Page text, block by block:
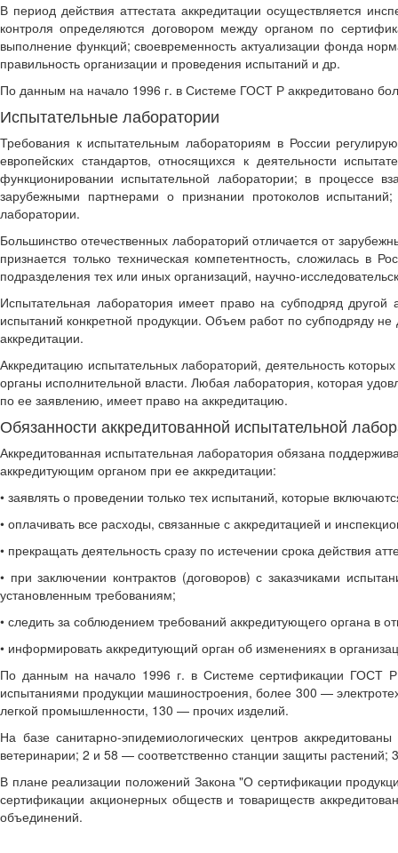
В период действия аттестата аккредитации осуществляется
контроля определяются договором между органом по
выполнение функций; своевременность актуализации фонда
правильность организации и проведения испытаний и др.
По данным на начало 1996 г. в Системе ГОСТ Р аккредитовано
Испытательные лаборатории
Требования к испытательным лабораториям в России
европейских стандартов, относящихся к деятельности
функционировании испытательной лаборатории; в процессе
зарубежными партнерами о признании протоколов
лаборатории.
Большинство отечественных лабораторий отличается от
признается только техническая компетентность, сложилась в
подразделения тех или иных организаций, научно-
Испытательная лаборатория имеет право на субподряд
испытаний конкретной продукции. Объем работ по субподряду
аккредитации.
Аккредитацию испытательных лабораторий, деятельность
органы исполнительной власти. Любая лаборатория, которая
по ее заявлению, имеет право на аккредитацию.
Обязанности аккредитованной испытательной
Аккредитованная испытательная лаборатория обязана
аккредитующим органом при ее аккредитации:
• заявлять о проведении только тех испытаний, которые
• оплачивать все расходы, связанные с аккредитацией и
• прекращать деятельность сразу по истечении срока действия
• при заключении контрактов (договоров) с заказчиками
установленным требованиям;
• следить за соблюдением требований аккредитующего органа в
• информировать аккредитующий орган об изменениях в
По данным на начало 1996 г. в Системе сертификации ГОСТ Р
испытаниями продукции машиностроения, более 300 —
легкой промышленности, 130 — прочих изделий.
На базе санитарно-эпидемиологических центров
ветеринарии; 2 и 58 — соответственно станции защиты
В плане реализации положений Закона "О сертификации
сертификации акционерных обществ и товариществ
объединений.